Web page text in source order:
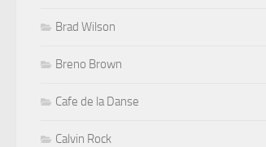
Brad Wilson
Breno Brown
Cafe de la Danse
Calvin Rock